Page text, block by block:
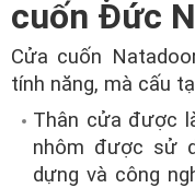
cuốn Đức
Cửa cuốn
tính năng, mà cấu
Thân cửa được
nhôm được sử
dựng và công